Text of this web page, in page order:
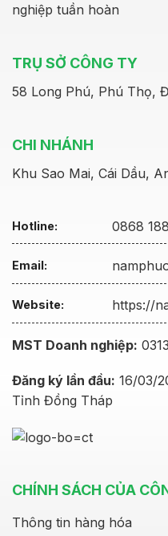
nghiệp tuần hoàn
TRỤ SỞ CÔNG TY
58 Long Phú, Phú Thọ,
CHI NHÁNH
Khu Sao Mai, Cái Dầu,
Hotline: 0868
Email:
Website: https://
MST Doanh nghiệp:
Đăng ký lần đầu: 16/03/
Tỉnh Đồng Tháp
CHÍNH SÁCH CỦA
Thông tin hàng hóa